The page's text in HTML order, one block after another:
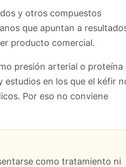
y otros compuestos
que apuntan a
producto comercial.
presión arterial o proteína
estudios en los que el kéfir
Por eso no conviene
como tratamiento ni